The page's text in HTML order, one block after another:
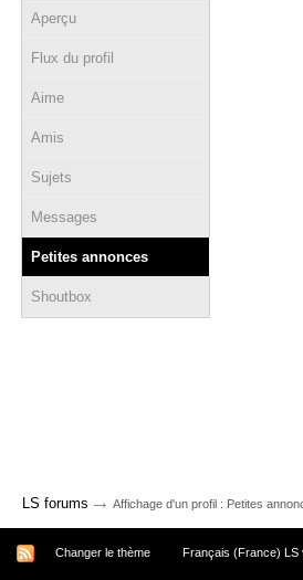
Aperçu
Flux du profil
Aime
Amis
Sujets
Messages
Petites annonces
Shoutbox
LS forums → Affichage d'un profil : Petites
Changer le thème Français (France) LS